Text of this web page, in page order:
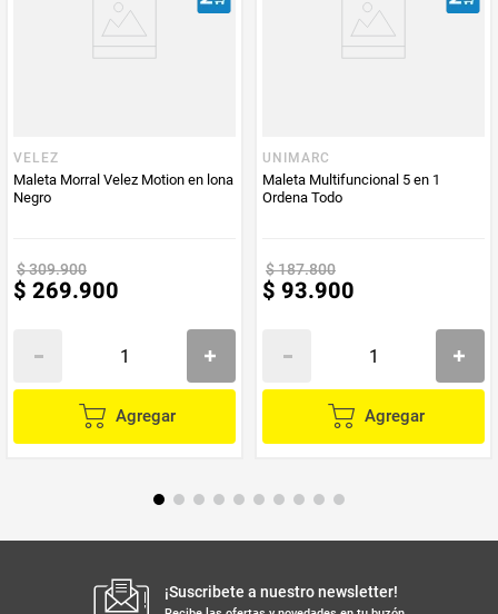
VELEZ
Maleta Morral Velez Motion en lona
Negro
$309.900
$ 269.900
Agregar
UNIMARC
Maleta Multifuncional 5 en 1
Ordena Todo
$187.800
$ 93.900
Agregar
¡Suscribete a nuestro newsletter!